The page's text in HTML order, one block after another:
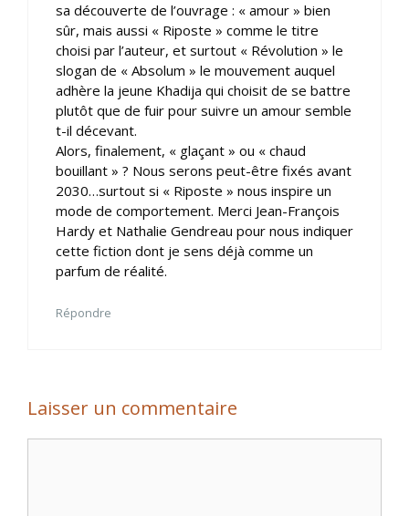
sa découverte de l’ouvrage : « amour » bien
sûr, mais aussi « Riposte » comme le titre
choisi par l’auteur, et surtout « Révolution » le
slogan de « Absolum » le mouvement auquel
adhère la jeune Khadija qui choisit de se battre
plutôt que de fuir pour suivre un amour semble
t-il décevant.
Alors, finalement, « glaçant » ou « chaud
bouillant » ? Nous serons peut-être fixés avant
2030…surtout si « Riposte » nous inspire un
mode de comportement. Merci Jean-François
Hardy et Nathalie Gendreau pour nous indiquer
cette fiction dont je sens déjà comme un
parfum de réalité.
Répondre
Laisser un commentaire